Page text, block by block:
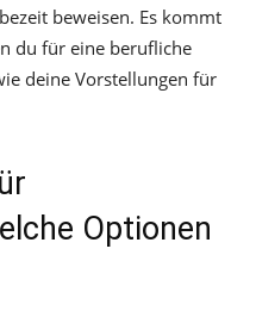
beweisen. Es kommt
du für eine berufliche
deine Vorstellungen für
Optionen